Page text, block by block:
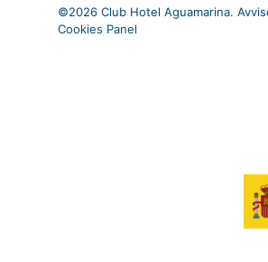
©2026 Club Hotel Aguamarina.
Cookies Panel